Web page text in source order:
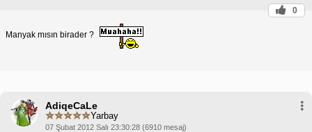
0
Manyak mısın birader ?
AdiqeCaLe
Yarbay
07 Şubat 2012 Salı 23:30:28 (6910 mesaj)